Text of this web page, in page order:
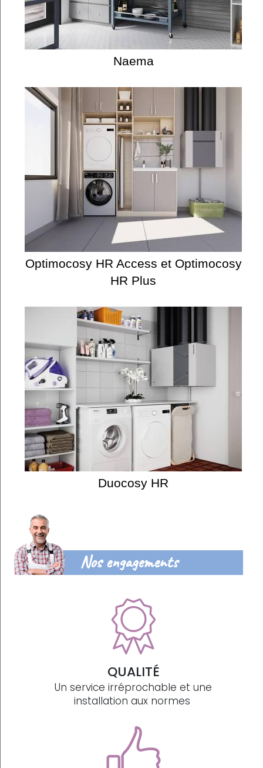
Naema
Optimocosy HR Access et Optimocosy
HR Plus
Duocosy HR
Nos engagements
QUALITÉ
Un service irréprochable et une
installation aux normes